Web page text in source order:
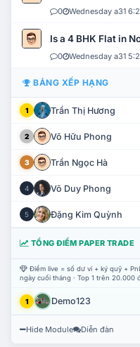
0 Wednesday a31
Is a 4 BHK Flat in
0 Wednesday a31
BẢNG XẾP HẠNG
1 Trần Thị Hương
2 Võ Hữu Phong
3 Trần Ngọc Hà
4 Võ Duy Phong
5 Đặng Kim Quỳnh
TỔNG ĐIỂM PAPER TRADE
Điểm live = số dư ví + ký quỹ +
ngày cuối tháng · Top 1 trên 20.000
1 Demo123
Hide Module Diễn đàn